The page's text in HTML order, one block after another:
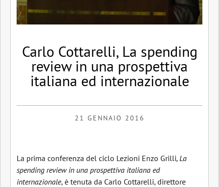
Carlo Cottarelli, La spending
review in una prospettiva
italiana ed internazionale
21 GENNAIO 2016
La prima conferenza del ciclo Lezioni Enzo Grilli, La
spending review in una prospettiva italiana ed
internazionale, è tenuta da Carlo Cottarelli, direttore